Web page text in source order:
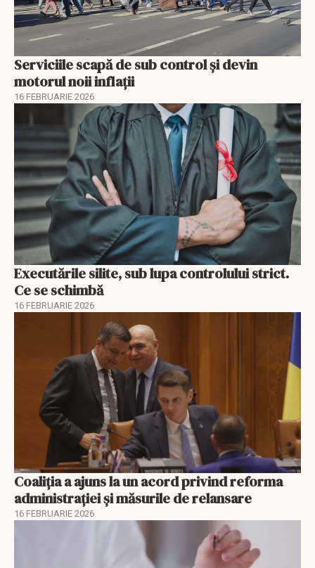
Serviciile scapă de sub control și devin
motorul noii inflații
16 FEBRUARIE 2026
Executările silite, sub lupa controlului strict.
Ce se schimbă
16 FEBRUARIE 2026
Coaliția a ajuns la un acord privind reforma
administrației și măsurile de relansare
16 FEBRUARIE 2026